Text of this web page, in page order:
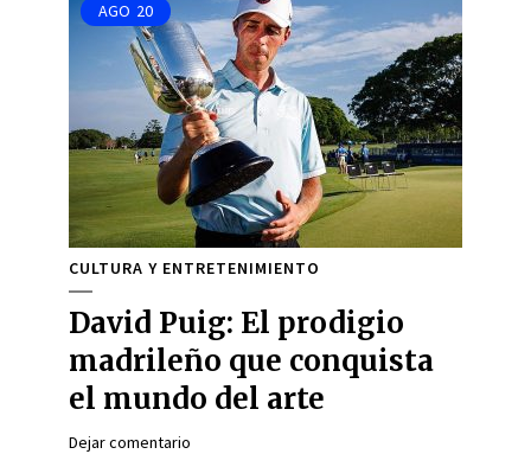
AGO 20
CULTURA Y ENTRETENIMIENTO
David Puig: El prodigio
madrileño que conquista
el mundo del arte
Dejar comentario